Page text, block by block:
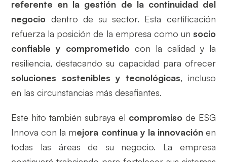
referente en la gestión de la continuidad del
negocio dentro de su sector. Esta certificación
refuerza la posición de la empresa como un socio
confiable y comprometido con la calidad y la
resiliencia, destacando su capacidad para ofrecer
soluciones sostenibles y tecnológicas, incluso
en las circunstancias más desafiantes.
Este hito también subraya el compromisode ESG
Innova con la mejora continua y la innovaciónen
todas las áreas de su negocio. La empresa